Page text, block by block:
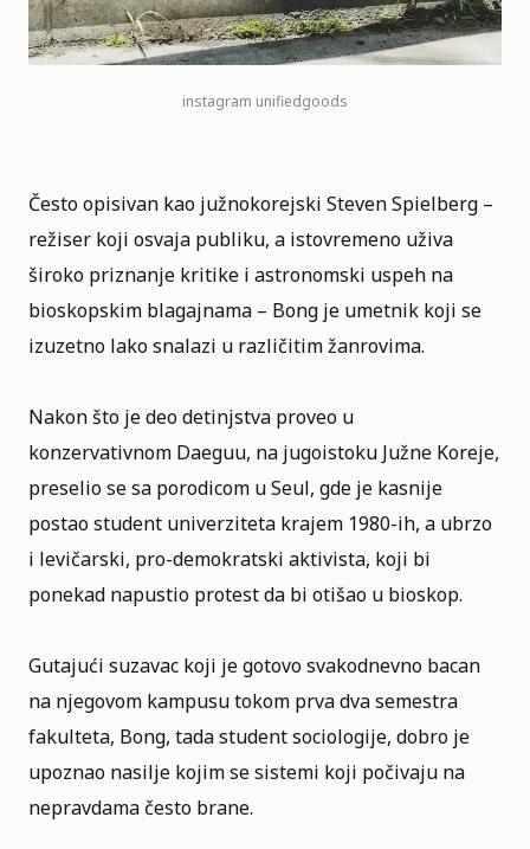
instagram unifiedgoods
Često opisivan kao južnokorejski Steven Spielberg –
režiser koji osvaja publiku, a istovremeno uživa
široko priznanje kritike i astronomski uspeh na
bioskopskim blagajnama – Bong je umetnik koji se
izuzetno lako snalazi u različitim žanrovima.
Nakon što je deo detinjstva proveo u
konzervativnom Daeguu, na jugoistoku Južne Koreje,
preselio se sa porodicom u Seul, gde je kasnije
postao student univerziteta krajem 1980-ih, a ubrzo
i levičarski, pro-demokratski aktivista, koji bi
ponekad napustio protest da bi otišao u bioskop.
Gutajući suzavac koji je gotovo svakodnevno bacan
na njegovom kampusu tokom prva dva semestra
fakulteta, Bong, tada student sociologije, dobro je
upoznao nasilje kojim se sistemi koji počivaju na
nepravdama često brane.